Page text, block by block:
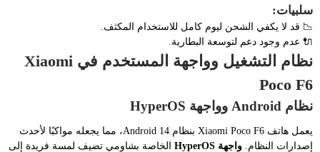
سلبيات:
📉 قد لا يكفي الشحن ليوم كامل للاستخدام المكثف.
🔌 عدم وجود دعم لتوسعة البطارية.
نظام التشغيل وواجهة المستخدم في Xiaomi
Poco F6
نظام Android وواجهة HyperOS
يعمل هاتف Xiaomi Poco F6 بنظام Android 14، مما يجعله مواكبًا لأحدث
إصدارات النظام. واجهة HyperOS
الخاصة بشاومي تضيف لمسة فريدة إلى